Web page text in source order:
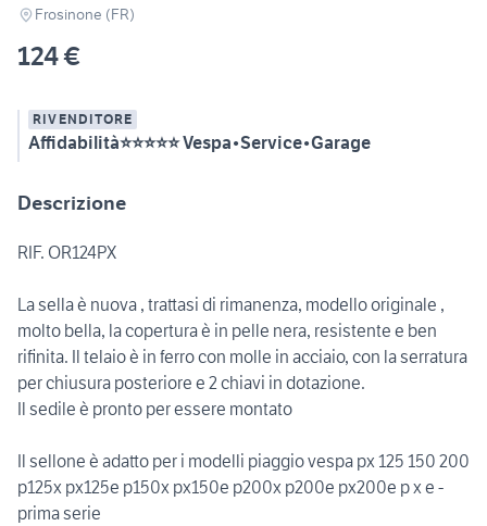
Frosinone (FR)
124 €
RIVENDITORE
Affidabilità⭐⭐⭐⭐⭐ Vespa•Service•Garage
Descrizione
RIF. OR124PX
La sella è nuova , trattasi di rimanenza, modello originale ,
molto bella, la copertura è in pelle nera, resistente e ben
rifinita. Il telaio è in ferro con molle in acciaio, con la serratura
per chiusura posteriore e 2 chiavi in dotazione.
Il sedile è pronto per essere montato
Il sellone è adatto per i modelli piaggio vespa px 125 150 200
p125x px125e p150x px150e p200x p200e px200e p x e -
prima serie